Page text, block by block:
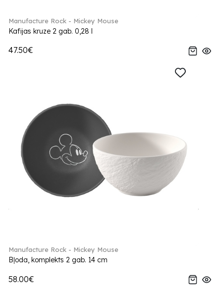
Manufacture Rock - Mickey Mouse
Kafijas kruze 2 gab. 0,28 l
47.50€
Manufacture Rock - Mickey Mouse
Bļoda, komplekts 2 gab. 14 cm
58.00€